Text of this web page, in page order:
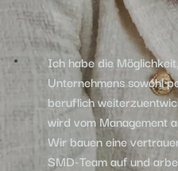
Ich habe die
Unternehmens sowohl
beruflich
wird vom Management
Wir bauen eine
SMD-Team auf und